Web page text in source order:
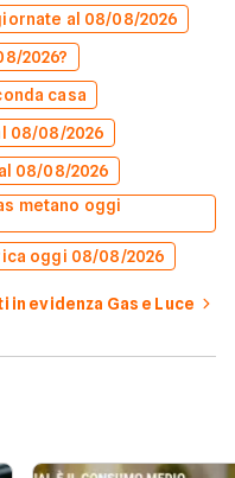
al 08/08/2026
2026?
casa
08/08/2026
08/08/2026
metano oggi
oggi 08/08/2026
in evidenza Gas e Luce